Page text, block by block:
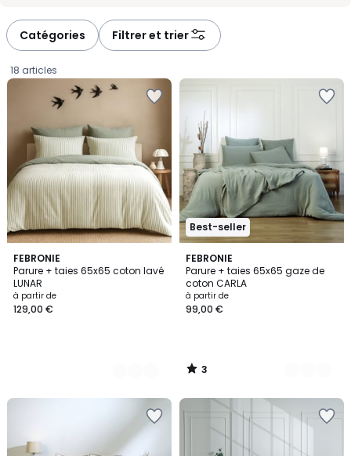
Catégories Filtrer et trier
18 articles
FEBRONIE
Parure + taies 65x65 coton lavé
LUNAR
Prix
à
à partir de
129,00 €
5
Couleurs
Best-seller
FEBRONIE
Parure + taies 65x65 gaze de
coton CARLA
à partir de
99,00 €
3
/
5
4
Couleurs
3
/